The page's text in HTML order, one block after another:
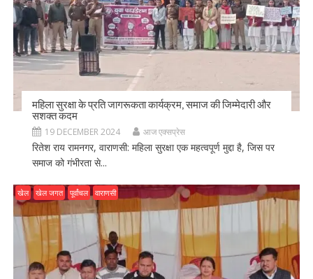
महिला सुरक्षा के प्रति जागरूकता कार्यक्रम, समाज की जिम्मेदारी और
सशक्त कदम
19 DECEMBER 2024 आज एक्सप्रेस
रितेश राय रामनगर, वाराणसी: महिला सुरक्षा एक महत्वपूर्ण मुद्दा है, जिस पर
समाज को गंभीरता से...
खेल खेल जगत पूर्वांचल वाराणसी